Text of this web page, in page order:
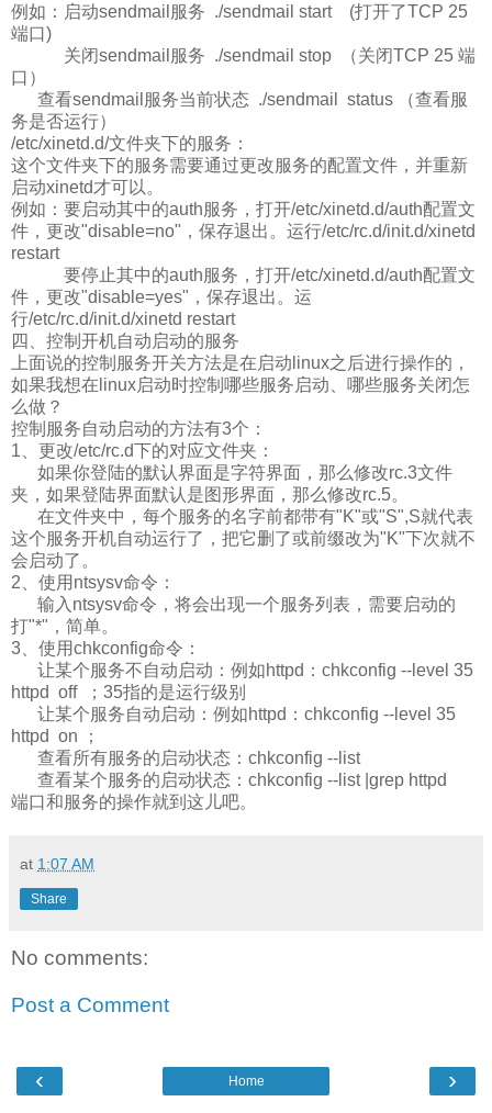
例如：启动sendmail服务 ./sendmail start (打开了TCP 25
端口)
关闭sendmail服务 ./sendmail stop （关闭TCP 25 端
口）
查看sendmail服务当前状态 ./sendmail status （查看服
务是否运行）
/etc/xinetd.d/文件夹下的服务：
这个文件夹下的服务需要通过更改服务的配置文件，并重新
启动xinetd才可以。
例如：要启动其中的auth服务，打开/etc/xinetd.d/auth配置文
件，更改"disable=no"，保存退出。运行/etc/rc.d/init.d/xinetd
restart
要停止其中的auth服务，打开/etc/xinetd.d/auth配置文
件，更改"disable=yes"，保存退出。运
行/etc/rc.d/init.d/xinetd restart
四、控制开机自动启动的服务
上面说的控制服务开关方法是在启动linux之后进行操作的，
如果我想在linux启动时控制哪些服务启动、哪些服务关闭怎
么做？
控制服务自动启动的方法有3个：
1、更改/etc/rc.d下的对应文件夹：
如果你登陆的默认界面是字符界面，那么修改rc.3文件
夹，如果登陆界面默认是图形界面，那么修改rc.5。
在文件夹中，每个服务的名字前都带有"K"或"S",S就代表
这个服务开机自动运行了，把它删了或前缀改为"K"下次就不
会启动了。
2、使用ntsysv命令：
输入ntsysv命令，将会出现一个服务列表，需要启动的
打"*"，简单。
3、使用chkconfig命令：
让某个服务不自动启动：例如httpd：chkconfig --level 35
httpd off ；35指的是运行级别
让某个服务自动启动：例如httpd：chkconfig --level 35
httpd on ；
查看所有服务的启动状态：chkconfig --list
查看某个服务的启动状态：chkconfig --list |grep httpd
端口和服务的操作就到这儿吧。
at 1:07 AM
Share
No comments:
Post a Comment
‹ ›
Home